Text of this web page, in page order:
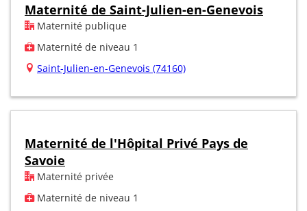
Maternité de Saint-Julien-en-Genevois
Maternité publique
Maternité de niveau 1
Saint-Julien-en-Genevois (74160)
Maternité de l'Hôpital Privé Pays de
Savoie
Maternité privée
Maternité de niveau 1